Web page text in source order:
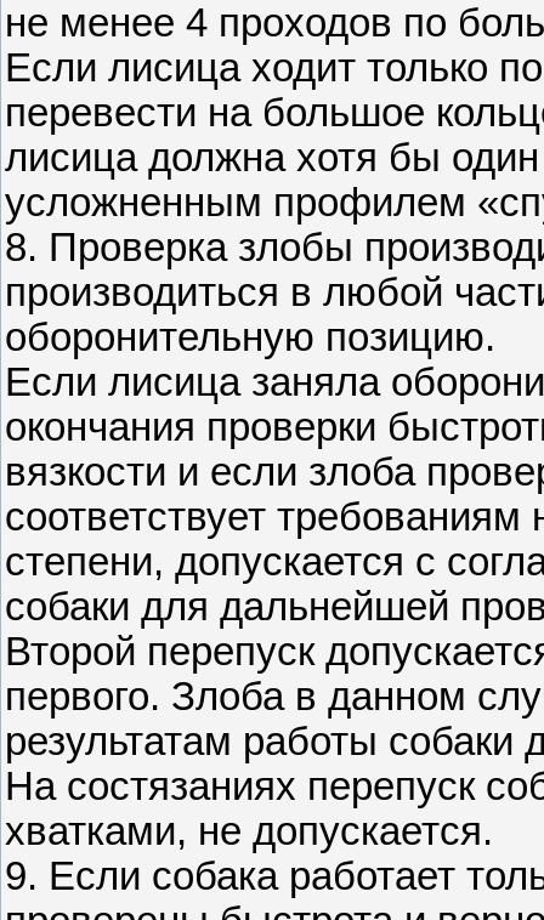
не менее 4 проходов по
Если лисица ходит только
перевести на большое
лисица должна хотя бы
усложненным профилем
8. Проверка злобы
производиться в любой
оборонительную позицию.
Если лисица заняла
окончания проверки
вязкости и если злоба
соответствует
степени, допускается с
собаки для дальнейшей
Второй перепуск
первого. Злоба в данном
результатам работы собаки
На состязаниях перепуск
хватками, не допускается.
9. Если собака работает